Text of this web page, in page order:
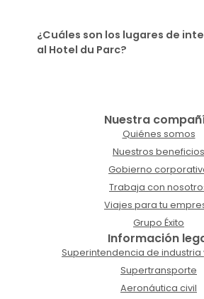
¿Cuáles son los lugares de
al Hotel du Parc?
Nuestra
Quiénes somos
Nuestros beneficios
Gobierno
Trabaja con
Viajes para tu
Grupo Éxito
Información
Superintendencia de
Supertransporte
Aeronáutica civil